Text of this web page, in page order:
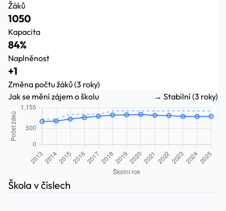
Žáků
1050
Kapacita
84%
Naplněnost
+1
Změna počtu žáků (3 roky)
Jak se mění zájem o školu
→ Stabilní (3 roky)
Škola v číslech